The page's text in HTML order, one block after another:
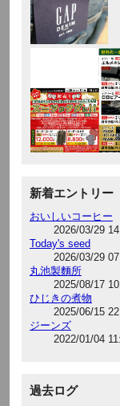
新着エントリー
おいしいコーヒー
2026/03/29
Today's seed
2026/03/29
丸池製麵所
2025/08/17
ひじきの煮物
2025/06/15
ジーンズ
2022/01/04
過去ログ